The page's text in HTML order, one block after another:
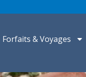
Forfaits & Voyages